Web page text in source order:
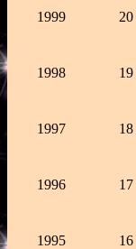
1999 20
1998 19
1997 18
1996 17
1995 16